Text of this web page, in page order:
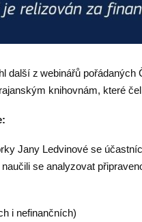
další z webinářů
knihovnám, které
Jany Ledvinové se
se analyzovat
i nefinančních)